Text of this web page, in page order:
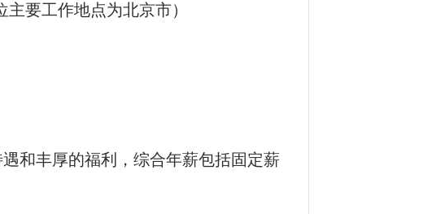
要工作地点为北京市）
和丰厚的福利，综合年薪包括固定薪